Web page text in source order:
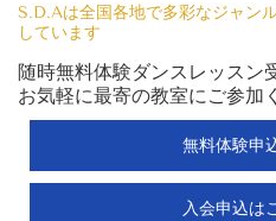
S.D.Aは全国各地で多彩なジャン
しています
随時無料体験ダンスレッスン
お気軽に最寄の教室にご参加
無料体験申
入会申込